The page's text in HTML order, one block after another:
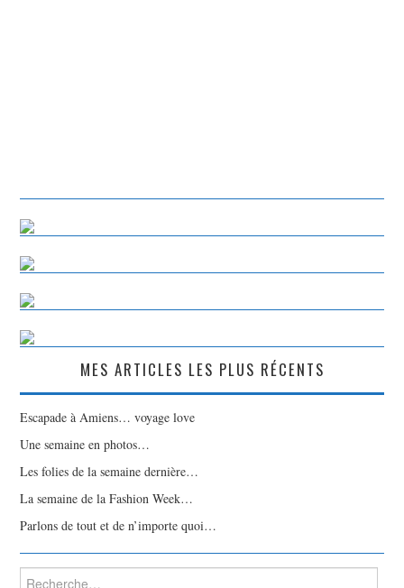
MES ARTICLES LES PLUS RÉCENTS
Escapade à Amiens… voyage love
Une semaine en photos…
Les folies de la semaine dernière…
La semaine de la Fashion Week…
Parlons de tout et de n’importe quoi…
Rechercher :